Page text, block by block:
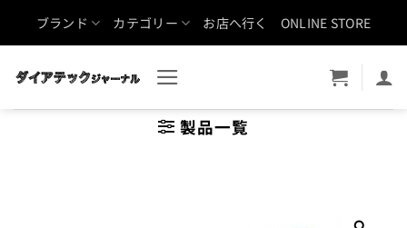
ブランド カテゴリー お店へ行く ONLINE STORE
製品一覧